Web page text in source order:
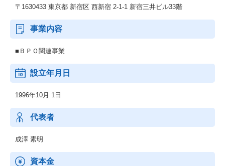
〒1630433 東京都 新宿区 西新宿 2-1-1 新宿三井ビル33階
事業内容
■ＢＰＯ関連事業
設立年月日
1996年10月 1日
代表者
成澤 素明
資本金